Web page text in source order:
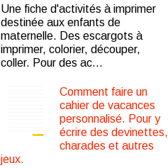
Une fiche d'activités à imprimer
destinée aux enfants de
maternelle. Des escargots à
imprimer, colorier, découper,
coller. Pour des ac...
Comment faire un
cahier de vacances
personnalisé. Pour y
écrire des devinettes,
charades et autres
jeux.